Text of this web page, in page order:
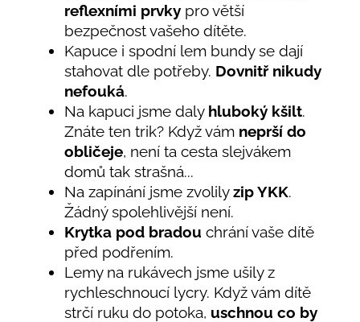
reflexními prvky pro větší
bezpečnost vašeho dítěte.
Kapuce i spodní lem bundy se dají
stahovat dle potřeby. Dovnitř nikudy
nefouká.
Na kapuci jsme daly hluboký kšilt.
Znáte ten trik? Když vám neprší do
obličeje, není ta cesta slejvákem
domů tak strašná...
Na zapínání jsme zvolilyzip YKK.
Žádný spolehlivější není.
Krytka pod bradou chrání vaše dítě
před podřením.
Lemy na rukávech jsme ušily z
rychleschnoucí lycry. Když vám dítě
strčí ruku do potoka, uschnou co by